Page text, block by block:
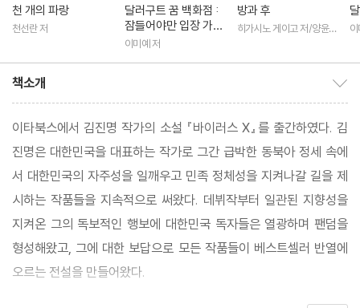
천 개의 파랑
천선란 저
달러구트 꿈 백화점 :
잠들어야만 입장 가능
합니다
이미예 저
방과 후
히가시노 게이고 저/양윤옥
책소개
이타북스에서 김진명 작가의 소설 『바이러스 X』를 출간하였다. 김
진명은 대한민국을 대표하는 작가로 그간 급박한 동북아 정세 속에
서 대한민국의 자주성을 일깨우고 민족 정체성을 지켜나갈 길을 제
시하는 작품들을 지속적으로 써왔다. 데뷔작부터 일관된 지향성을
지켜온 그의 독보적인 행보에 대한민국 독자들은 열광하며 팬덤을
형성해왔고, 그에 대한 보답으로 모든 작품들이 베스트셀러 반열에
오르는 전설을 만들어왔다.